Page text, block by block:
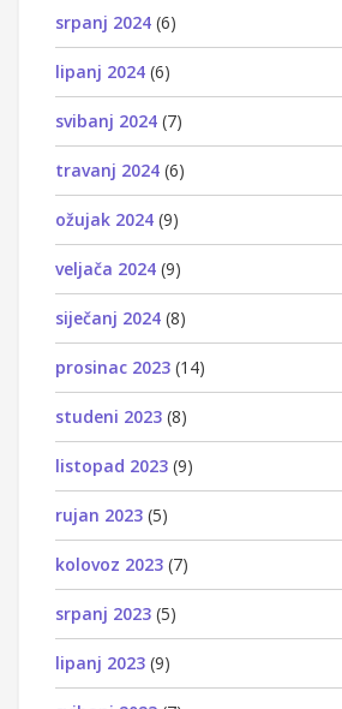
srpanj 2024 (6)
lipanj 2024 (6)
svibanj 2024 (7)
travanj 2024 (6)
ožujak 2024 (9)
veljača 2024 (9)
siječanj 2024 (8)
prosinac 2023 (14)
studeni 2023 (8)
listopad 2023 (9)
rujan 2023 (5)
kolovoz 2023 (7)
srpanj 2023 (5)
lipanj 2023 (9)